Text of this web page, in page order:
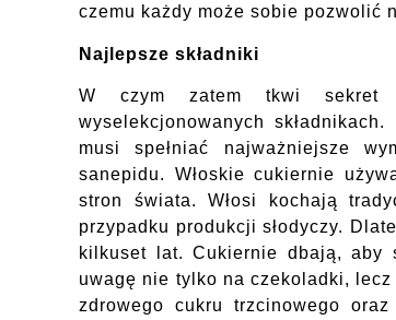
czemu każdy może sobie pozwolić
Najlepsze składniki
W czym zatem tkwi sekret
wyselekcjonowanych
musi spełniać najważniejsze
sanepidu. Włoskie cukiernie
stron świata. Włosi kochają
przypadku produkcji słodyczy.
kilkuset lat. Cukiernie dbają, aby
uwagę nie tylko na czekoladki,
zdrowego cukru trzcinowego